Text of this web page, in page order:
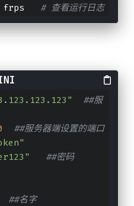
frps # 查看运行日志
##服
##服务器端设置的端口
##密码
##名字